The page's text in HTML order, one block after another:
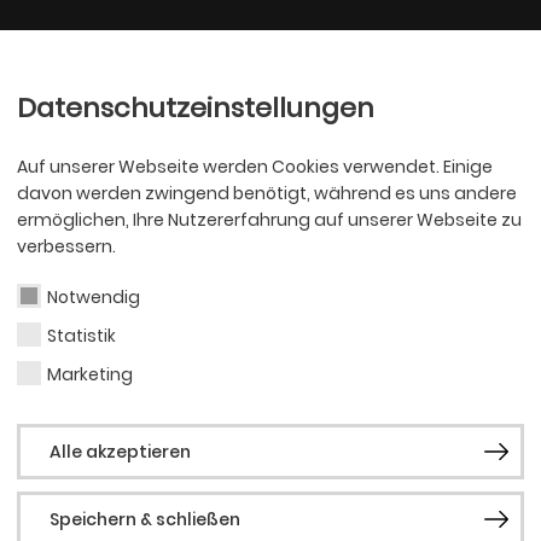
Datenschutzeinstellungen
Auf unserer Webseite werden Cookies verwendet. Einige
davon werden zwingend benötigt, während es uns andere
ermöglichen, Ihre Nutzererfahrung auf unserer Webseite zu
verbessern.
Notwendig
Statistik
Marketing
Alle akzeptieren
Speichern & schließen
ein!
bezieht ihr neues
in der Speicherstraße 17